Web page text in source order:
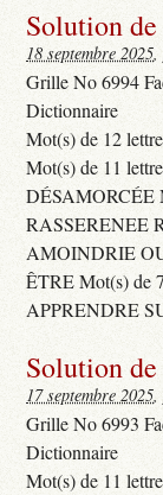
Solution
18 septembre 2025,
Grille No 6994
Dictionnaire
Mot(s) de 12
Mot(s) de 11
RASSERENEE
AMOINDRIE
ÊTRE Mot(s) de
APPRENDRE
Solution
17 septembre 2025,
Grille No 6993
Dictionnaire
Mot(s) de 11